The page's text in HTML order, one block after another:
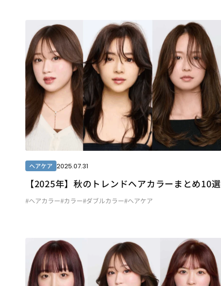
ヘアケア 2025.07.31
【2025年】秋のトレンドヘアカラーまとめ10選
#ヘアカラー#カラー#ダブルカラー#ヘアケア